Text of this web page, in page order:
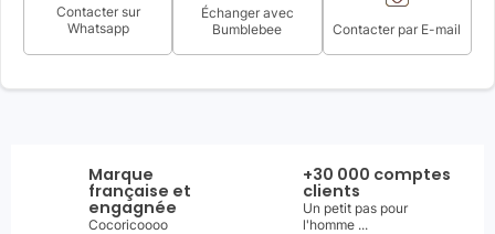
Contacter sur
Whatsapp
Échanger avec
Bumblebee
Contacter par E-mail
Marque
française et
engagnée
Cocoricoooo
+30 000 comptes
clients
Un petit pas pour
l'homme ...